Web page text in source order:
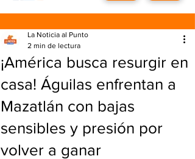
¡América busca resurgir en
casa! Águilas enfrentan a
Mazatlán con bajas
sensibles y presión por
volver a ganar
La Noticia al Punto
2 min de lectura